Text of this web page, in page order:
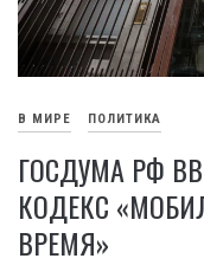
В МИРЕ ПОЛИТИКА
ГОСДУМА РФ
КОДЕКС
ВРЕМЯ»